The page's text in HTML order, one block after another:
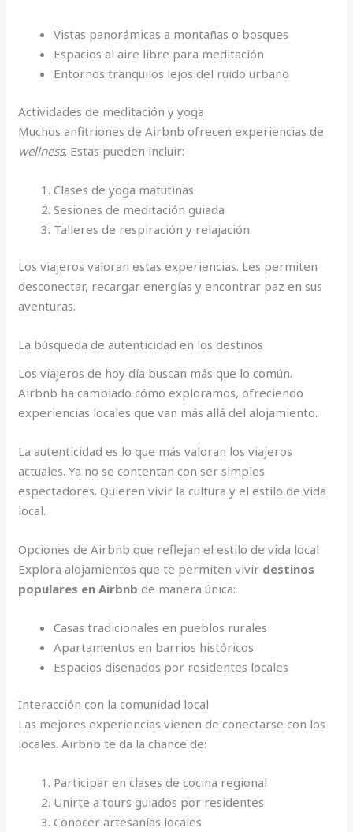
Vistas panorámicas a montañas o bosques
Espacios al aire libre para meditación
Entornos tranquilos lejos del ruido urbano
Actividades de meditación y yoga
Muchos anfitriones de Airbnb ofrecen experiencias de
wellness. Estas pueden incluir:
Clases de yoga matutinas
Sesiones de meditación guiada
Talleres de respiración y relajación
Los viajeros valoran estas experiencias. Les permiten
desconectar, recargar energías y encontrar paz en sus
aventuras.
La búsqueda de autenticidad en los destinos
Los viajeros de hoy día buscan más que lo común.
Airbnb ha cambiado cómo exploramos, ofreciendo
experiencias locales que van más allá del alojamiento.
La autenticidad es lo que más valoran los viajeros
actuales. Ya no se contentan con ser simples
espectadores. Quieren vivir la cultura y el estilo de vida
local.
Opciones de Airbnb que reflejan el estilo de vida local
Explora alojamientos que te permiten vivir destinos
populares en Airbnb de manera única:
Casas tradicionales en pueblos rurales
Apartamentos en barrios históricos
Espacios diseñados por residentes locales
Interacción con la comunidad local
Las mejores experiencias vienen de conectarse con los
locales. Airbnb te da la chance de:
Participar en clases de cocina regional
Unirte a tours guiados por residentes
Conocer artesanías locales